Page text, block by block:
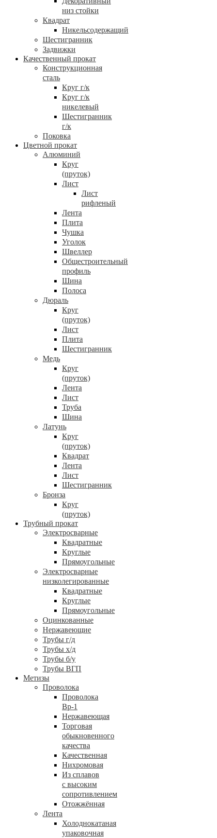
низ стойки
Квадрат
Никельсодержащий
Шестигранник
Задвижки
Качественный прокат
Конструкционная
сталь
Круг г/к
Круг г/к
никелевый
Шестигранник
г/к
Поковка
Цветной прокат
Алюминий
Круг
(пруток)
Лист
Лист
рифленый
Лента
Плита
Чушка
Уголок
Швеллер
Общестроительный
профиль
Шина
Полоса
Дюраль
Круг
(пруток)
Лист
Плита
Шестигранник
Медь
Круг
(пруток)
Лента
Лист
Труба
Шина
Латунь
Круг
(пруток)
Квадрат
Лента
Лист
Шестигранник
Бронза
Круг
(пруток)
Трубный прокат
Электросварные
Квадратные
Круглые
Прямоугольные
Электросварные
низколегированные
Квадратные
Круглые
Прямоугольные
Оцинкованные
Нержавеющие
Трубы г/д
Трубы х/д
Трубы б/у
Трубы ВГП
Метизы
Проволока
Проволока
Вр-1
Нержавеющая
Торговая
обыкновенного
качества
Качественная
Нихромовая
Из сплавов
с высоким
сопротивлением
Отожжённая
Лента
Холоднокатаная
упаковочная